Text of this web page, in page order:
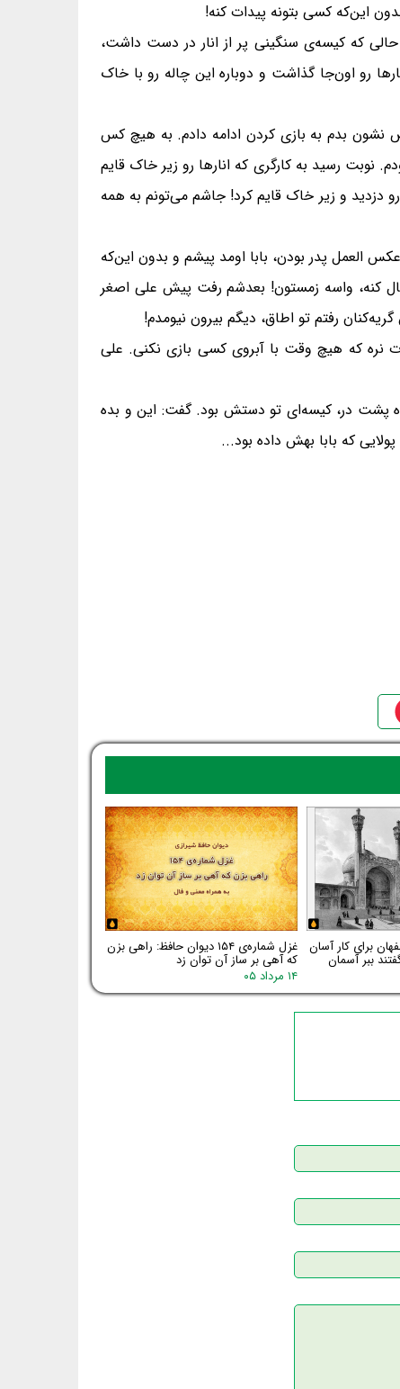
این‌که کسی بتونه پیدات کنه!
حالی که کیسه‌ی سنگینی پر از انار در دست داشت،
رو اون‌جا گذاشت و دوباره این چاله رو با خاک
نشون بدم به بازی کردن ادامه دادم. به هیچ کس
رسید به کارگری که انارها رو زیر خاک قایم
دزدید و زیر خاک قایم کرد! جاشم می‌تونم به همه
العمل پدر بودن، بابا اومد پیشم و بدون این‌که
کنه، واسه زمستون! بعدشم رفت پیش علی اصغر
نره که هیچ وقت با آبروی کسی بازی نکنی. علی
پشت در، کیسه‌ای تو دستش بود. گفت: این و بده
که بابا بهش داده بود...
برای کار آسان
ببر آسمان
غزل شماره‌ی ۱۵۴ دیوان حافظ: راهی بزن
که آهی بر ساز آن توان زد
۱۴ مرداد ۰۵